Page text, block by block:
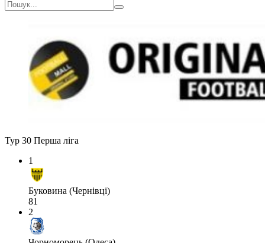
Тур 30 Перша ліга
1
Буковина (Чернівці)
81
2